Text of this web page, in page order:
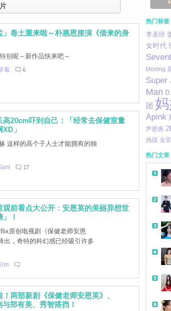
」卷土重来啦～朴惠恩接演《借来的身
别呢～新作品快来吧～
莓 6
20cm吓到自己：「经常去保健室量
」
这样的高个子人士才能拥有的独
17
观前看点大公开：安恩英的美丽异想世
！
原创电视剧《保健老师安恩
出，奇特的科幻感已经吸引许多
两部新剧《保健老师安恩英》、
郑有美、秀智搭挡！
热门标签
李圣经
女时代
Moving
Super
Man
团
Apink
尹恩惠
挑战 金
热门文章